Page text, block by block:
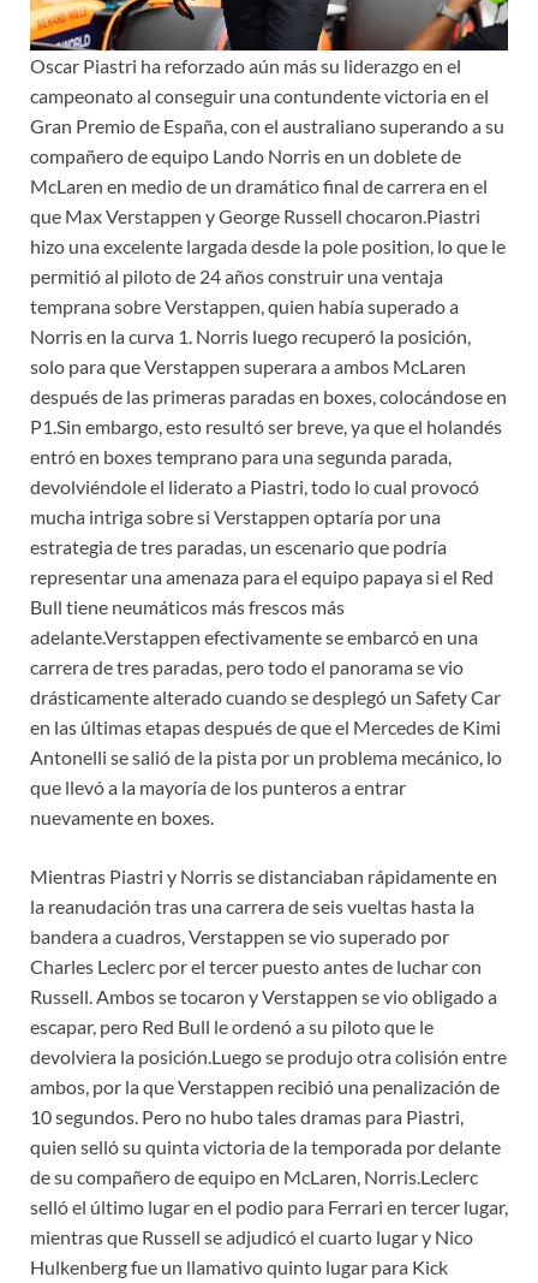
Oscar Piastri ha reforzado aún más su liderazgo en el
campeonato al conseguir una contundente victoria en el
Gran Premio de España, con el australiano superando a su
compañero de equipo Lando Norris en un doblete de
McLaren en medio de un dramático final de carrera en el
que Max Verstappen y George Russell chocaron.Piastri
hizo una excelente largada desde la pole position, lo que le
permitió al piloto de 24 años construir una ventaja
temprana sobre Verstappen, quien había superado a
Norris en la curva 1. Norris luego recuperó la posición,
solo para que Verstappen superara a ambos McLaren
después de las primeras paradas en boxes, colocándose en
P1.Sin embargo, esto resultó ser breve, ya que el holandés
entró en boxes temprano para una segunda parada,
devolviéndole el liderato a Piastri, todo lo cual provocó
mucha intriga sobre si Verstappen optaría por una
estrategia de tres paradas, un escenario que podría
representar una amenaza para el equipo papaya si el Red
Bull tiene neumáticos más frescos más
adelante.Verstappen efectivamente se embarcó en una
carrera de tres paradas, pero todo el panorama se vio
drásticamente alterado cuando se desplegó un Safety Car
en las últimas etapas después de que el Mercedes de Kimi
Antonelli se salió de la pista por un problema mecánico, lo
que llevó a la mayoría de los punteros a entrar
nuevamente en boxes.
Mientras Piastri y Norris se distanciaban rápidamente en
la reanudación tras una carrera de seis vueltas hasta la
bandera a cuadros, Verstappen se vio superado por
Charles Leclerc por el tercer puesto antes de luchar con
Russell. Ambos se tocaron y Verstappen se vio obligado a
escapar, pero Red Bull le ordenó a su piloto que le
devolviera la posición.Luego se produjo otra colisión entre
ambos, por la que Verstappen recibió una penalización de
10 segundos. Pero no hubo tales dramas para Piastri,
quien selló su quinta victoria de la temporada por delante
de su compañero de equipo en McLaren, Norris.Leclerc
selló el último lugar en el podio para Ferrari en tercer lugar,
mientras que Russell se adjudicó el cuarto lugar y Nico
Hulkenberg fue un llamativo quinto lugar para Kick